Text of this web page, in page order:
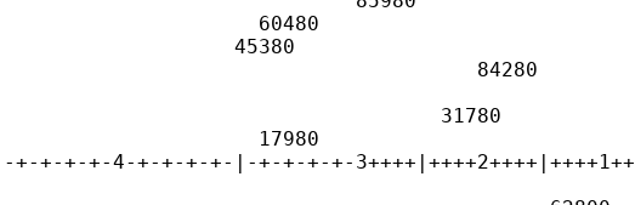
60480
45380
84280
31780
17980
+-+-+-+-4-+-+-+-+-|-+-+-+-+-3++++|++++2++++|++++1++